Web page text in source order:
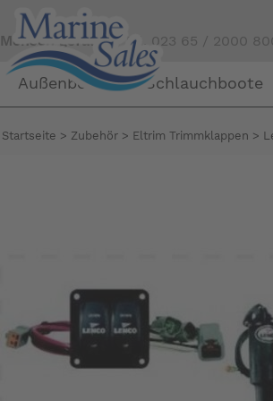
Mensch gefällig?Tel. 023 65 / 2000
Außenborder Schlauchboote
Startseite > Zubehör > Eltrim Trimmklappen >